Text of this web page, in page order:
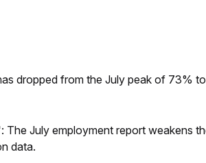
dropped from the July peak of 73%
July employment report weakens
data.